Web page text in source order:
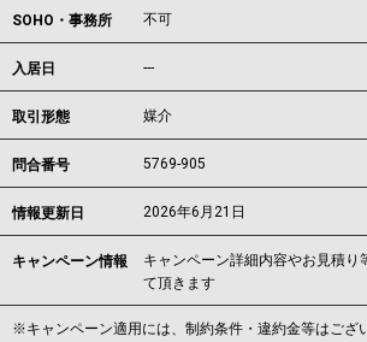
SOHO・事務所 不可
入居日 ---
取引形態 媒介
問合番号 5769-905
情報更新日 2026年6月21日
キャンペーン情報
キャンペーン詳細内容やお見積り
て頂きます
※キャンペーン適用には、制約条件・違約金等はござ